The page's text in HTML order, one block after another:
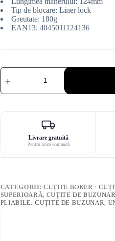
Tip de blocare: Liner lock
Greutate: 180g
EAN13: 4045011124136
Cantitate
Cuțit
Magnum
Livrare gratuită
Pentru orice comandă
CATEGORII: CUȚITE BÖKER :
SUPERIOARĂ, CUȚITE DE
PLIABILE: CUȚITE DE BUZUNAR,